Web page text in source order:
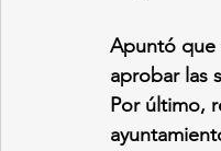
Apuntó que
aprobar las
Por último,